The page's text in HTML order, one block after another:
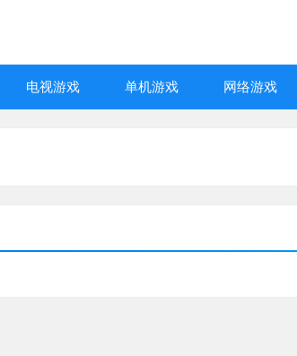
电视游戏 单机游戏 网络游戏